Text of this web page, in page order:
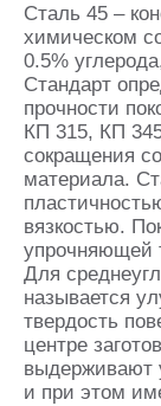
Сталь 45 –
химическом
0.5%
Стандарт
прочности
КП 315, КП
сокращения
материала.
вязкостью.
упрочняющей
Для
называется
твердость
центре
выдерживают
и при этом